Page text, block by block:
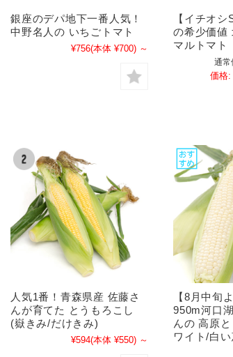
銀座のデパ地下一番人気！
中野名人の いちごトマト
¥756(本体 ¥700) ～
【イチオ
の希少価値
マルトマト
通常
価格:
人気1番！青森県産 佐藤さ
んが育てた とうもろこし
(嶽きみ/だけきみ)
¥594(本体 ¥550) ～
【8月中旬
950m河口
んの 高原
ワイト/白い